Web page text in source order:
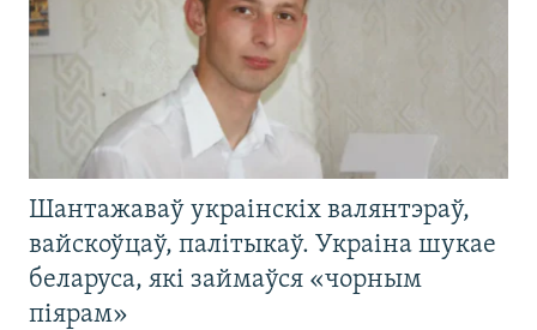
Шантажаваў украінскіх валянтэраў,
вайскоўцаў, палітыкаў. Украіна шукае
беларуса, які займаўся «чорным
піярам»